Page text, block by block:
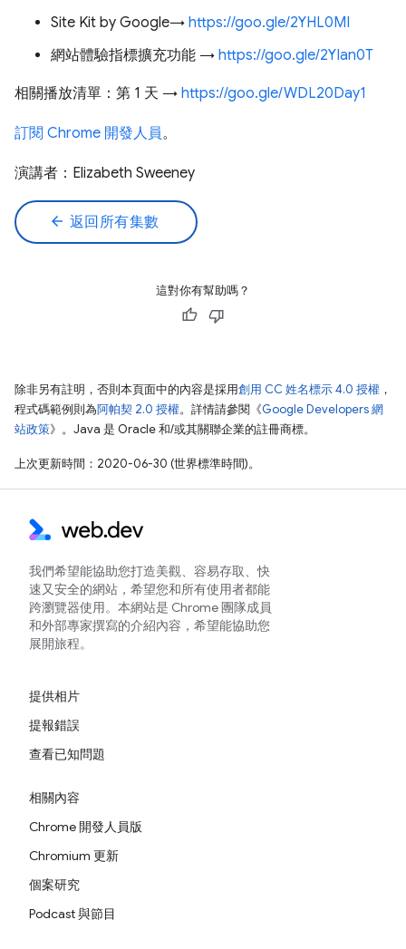
Site Kit by Google→ https://goo.gle/2YHL0MI
網站體驗指標擴充功能 → https://goo.gle/2YIan0T
相關播放清單：第 1 天 → https://goo.gle/WDL20Day1
訂閱 Chrome 開發人員。
演講者：Elizabeth Sweeney
arrow_back 返回所有集數
這對你有幫助嗎？
除非另有註明，否則本頁面中的內容是採用創用 CC 姓名標示 4.0 授權 ，
程式碼範例則為阿帕契 2.0 授權。詳情請參閱《Google Developers 網
站政策》。Java 是 Oracle 和/或其關聯企業的註冊商標。
上次更新時間：2020-06-30 (世界標準時間)。
我們希望能協助您打造美觀、容易存取、快
速又安全的網站，希望您和所有使用者都能
跨瀏覽器使用。本網站是 Chrome 團隊成員
和外部專家撰寫的介紹內容，希望能協助您
展開旅程。
提供相片
提報錯誤
查看已知問題
相關內容
Chrome 開發人員版
Chromium 更新
個案研究
Podcast 與節目